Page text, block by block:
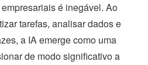
é inegável. Ao
tarefas, analisar dados e
a IA emerge como uma
de modo significativo a